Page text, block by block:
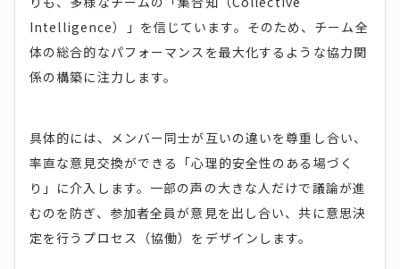
Intelligence）」を信じています。そのため、チーム全
体の総合的なパフォーマンスを最大化するような協力関
係の構築に注力します。
具体的には、メンバー同士が互いの違いを尊重し合い、
率直な意見交換ができる「心理的安全性のある場づく
り」に介入します。一部の声の大きな人だけで議論が進
むのを防ぎ、参加者全員が意見を出し合い、共に意思決
定を行うプロセス（協働）をデザインします。